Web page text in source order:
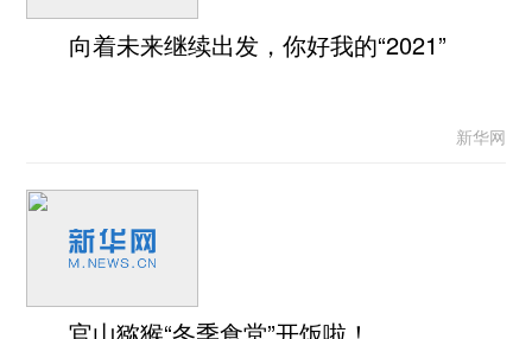
向着未来继续出发，你好我的“2021”
新华网